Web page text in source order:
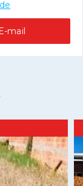
E-mail